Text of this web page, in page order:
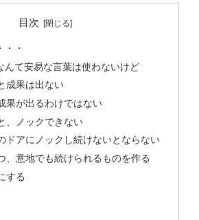
目次
・・
んて安易な言葉は使わないけど
成果は出ない
果が出るわけではない
、ノックできない
ドアにノックし続けないとならない
、意地でも続けられるものを作る
する